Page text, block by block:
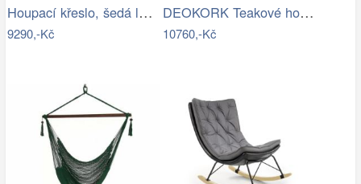
Houpací křeslo, šedá látka / dřevo,…
9290,-Kč
DEOKORK Teakové houpací křeslo CLAUDIO
10760,-Kč